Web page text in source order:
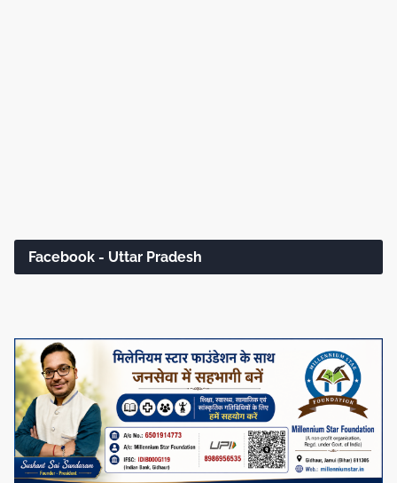
Facebook - Uttar Pradesh